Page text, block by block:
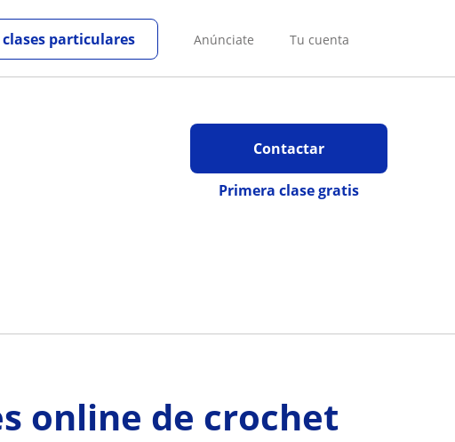
Anúnciate Tu cuenta
clases particulares
Contactar
Primera clase gratis
online de crochet